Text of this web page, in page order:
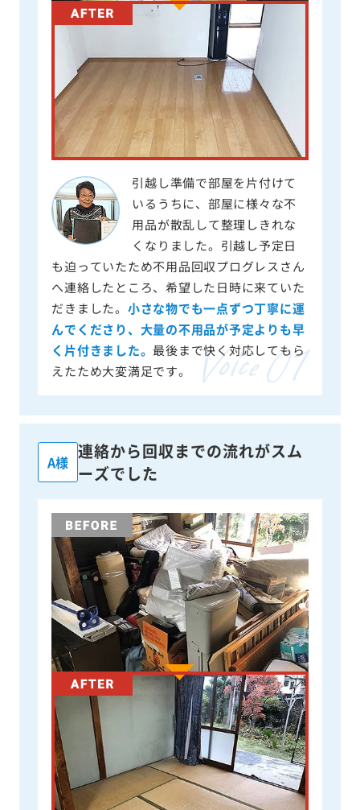
引越し準備で部屋を片付けて
いるうちに、部屋に様々な不
用品が散乱して整理しきれな
くなりました。引越し予定日
も迫っていたため不用品回収プログレスさん
へ連絡したところ、希望した日時に来ていた
だきました。 小さな物でも一点ずつ丁寧に運
んでくださり、大量の不用品が予定よりも早
く片付きました。 最後まで快く対応してもら
えたため大変満足です。
A様
連絡から回収までの流れがスム
ーズでした